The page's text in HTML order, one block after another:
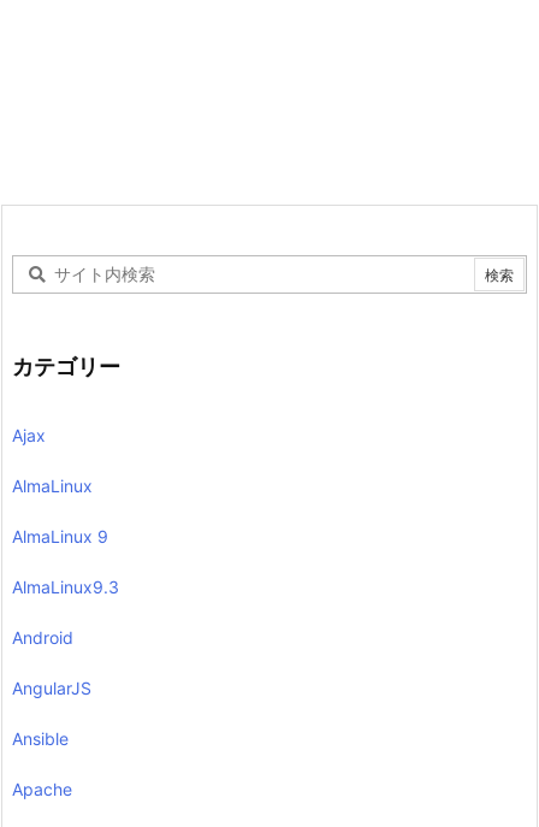
カテゴリー
Ajax
AlmaLinux
AlmaLinux 9
AlmaLinux9.3
Android
AngularJS
Ansible
Apache